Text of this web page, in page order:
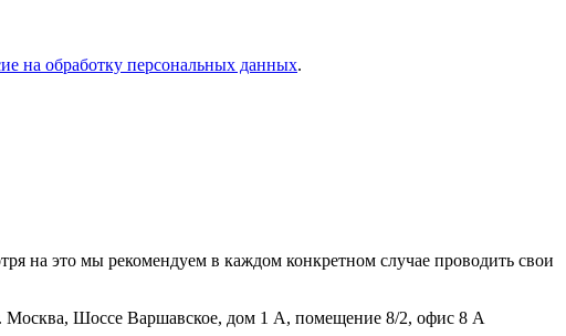
на обработку персональных данных.
на это мы рекомендуем в каждом конкретном случае проводить свои
Шоссе Варшавское, дом 1 А, помещение 8/2, офис 8 А